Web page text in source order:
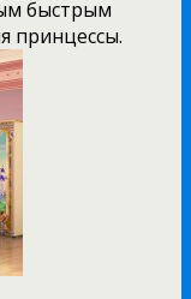
быстрым
принцессы.